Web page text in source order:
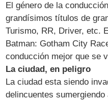
El género de la
grandísimos títulos de
Turismo, RR, Driver, etc.
Batman: Gotham City
conducción mejor que se
La ciudad, en peligro
La ciudad esta siendo
delincuentes